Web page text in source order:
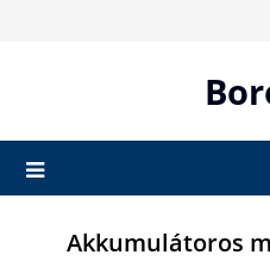
Akkumulátoros